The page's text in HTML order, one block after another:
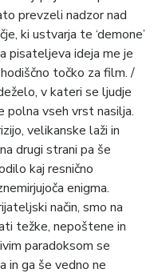
prevzeli nadzor nad
ki ustvarja te ‘demone’
pisateljeva ideja me je
točko za film. /
v kateri se ljudje
polna vseh vrst nasilja.
velikanske laži in
drugi strani pa še
kaj resnično
enigma.
način, smo na
težke, nepoštene in
paradoksom se
in ga še vedno ne